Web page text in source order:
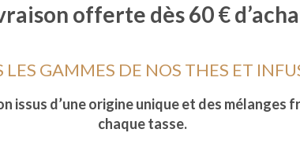
offerte dès 60 €
LES GAMMES DE NOS THES ET
issus d’une origine unique et des
chaque tasse.